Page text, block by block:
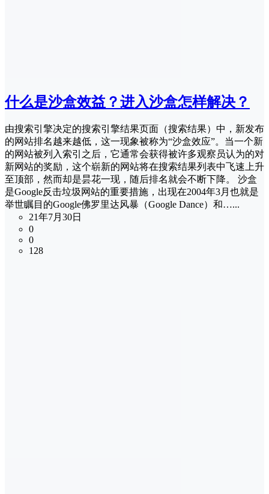
什么是沙盒效益？进入沙盒怎样解决？
由搜索引擎决定的搜索引擎结果页面（搜索结果）中，新发布
的网站排名越来越低，这一现象被称为“沙盒效应”。当一个新
的网站被列入索引之后，它通常会获得被许多观察员认为的对
新网站的奖励，这个崭新的网站将在搜索结果列表中飞速上升
至顶部，然而却是昙花一现，随后排名就会不断下降。 沙盒
是Google反击垃圾网站的重要措施，出现在2004年3月也就是
举世瞩目的Google佛罗里达风暴（Google Dance）和…...
21年7月30日
0
0
128